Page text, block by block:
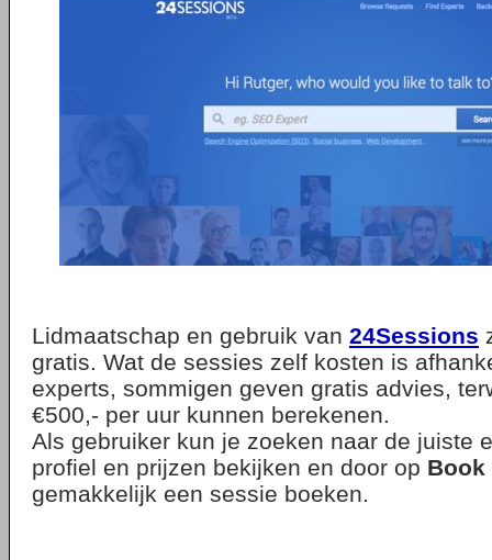
Lidmaatschap en gebruik van 24Sessions
gratis. Wat de sessies zelf kosten is
experts, sommigen geven gratis advies,
€500,- per uur kunnen berekenen.
Als gebruiker kun je zoeken naar de juiste
profiel en prijzen bekijken en door op Book
gemakkelijk een sessie boeken.